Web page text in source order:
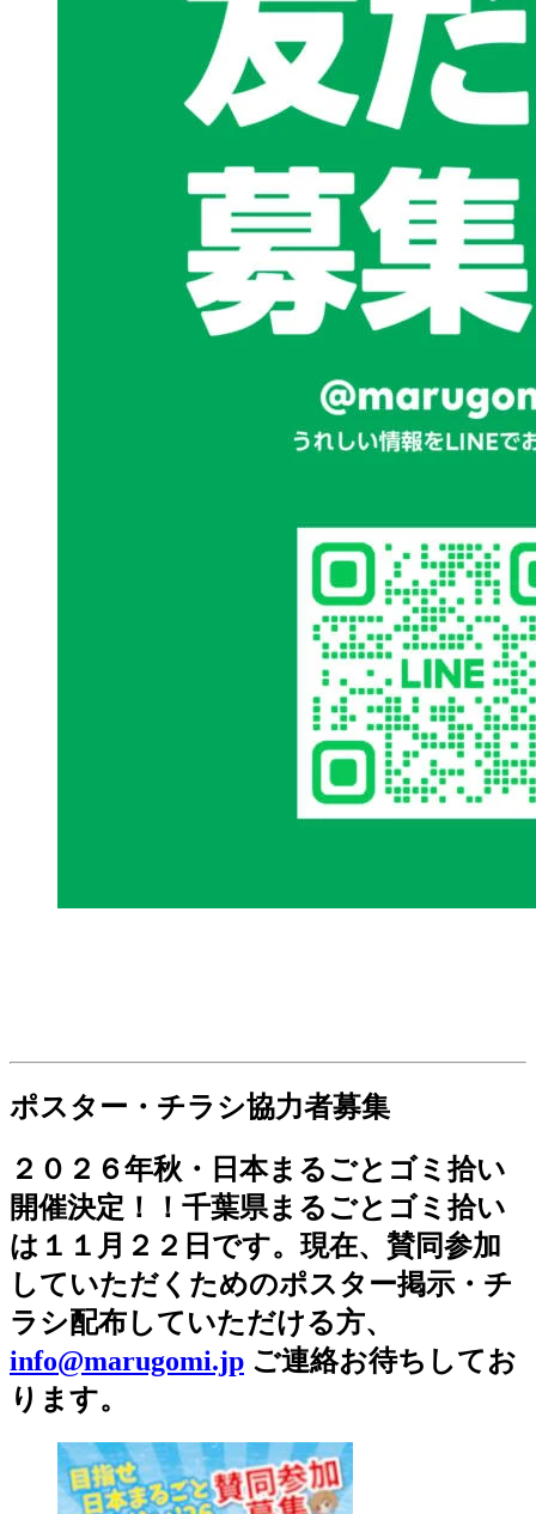
ポスター・チラシ協力者募集
２０２６年秋・日本まるごとゴミ拾い
開催決定！！千葉県まるごとゴミ拾い
は１１月２２日です。現在、賛同参加
していただくためのポスター掲示・チ
ラシ配布していただける方、
info@marugomi.jp ご連絡お待ちしてお
ります。